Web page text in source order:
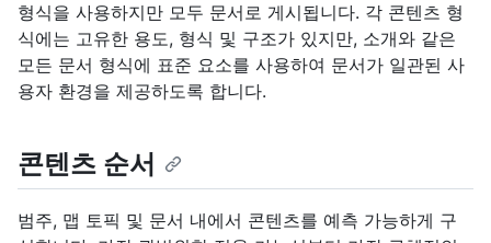
형식을 사용하지만 모두 문서로 게시됩니다. 각 콘텐츠 형
식에는 고유한 용도, 형식 및 구조가 있지만, 소개와 같은
모든 문서 형식에 표준 요소를 사용하여 문서가 일관된 사
용자 환경을 제공하도록 합니다.
콘텐츠 순서
범주, 맵 토픽 및 문서 내에서 콘텐츠를 예측 가능하게 구